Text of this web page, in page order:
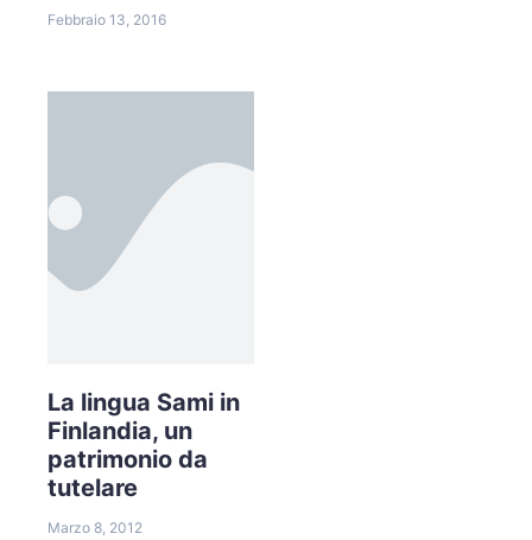
Febbraio 13, 2016
La lingua Sami in
Finlandia, un
patrimonio da
tutelare
Marzo 8, 2012